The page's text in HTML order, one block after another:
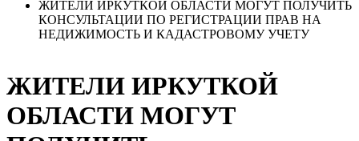
ЖИТЕЛИ ИРКУТКОЙ
ОБЛАСТИ МОГУТ
ЖИТЕЛИ ИРКУТКОЙ ОБЛАСТИ МОГУТ ПОЛУЧИТЬ
КОНСУЛЬТАЦИИ ПО РЕГИСТРАЦИИ ПРАВ НА
НЕДИЖИМОСТЬ И КАДАСТРОВОМУ УЧЕТУ